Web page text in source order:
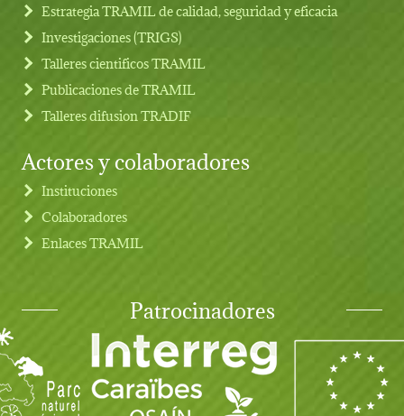
Estrategia TRAMIL de calidad, seguridad y eficacia
Investigaciones (TRIGS)
Talleres cientificos TRAMIL
Publicaciones de TRAMIL
Talleres difusion TRADIF
Actores y colaboradores
Instituciones
Colaboradores
Enlaces TRAMIL
Patrocinadores